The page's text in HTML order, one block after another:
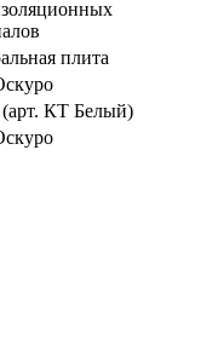
плита
КТ Белый)